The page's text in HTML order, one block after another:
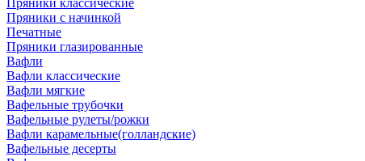
Пряники классические
Пряники с начинкой
Печатные
Пряники глазированные
Вафли
Вафли классические
Вафли мягкие
Вафельные трубочки
Вафельные рулеты/рожки
Вафли карамельные(голландские)
Вафельные десерты